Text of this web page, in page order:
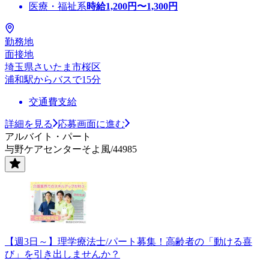
医療・福祉系時給1,200円〜1,300円
勤務地
面接地
埼玉県さいたま市桜区
浦和駅からバスで15分
交通費支給
詳細を見る
応募画面に進む
アルバイト・パート
与野ケアセンターそよ風/44985
【週3日～】理学療法士/パート募集！高齢者の「動ける喜
び」を引き出しませんか？